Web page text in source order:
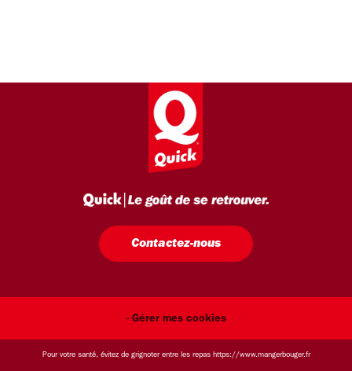
Contactez-nous
- Gérer mes cookies
Pour votre santé, évitez de grignoter entre les repas https://www.mangerbouger.fr